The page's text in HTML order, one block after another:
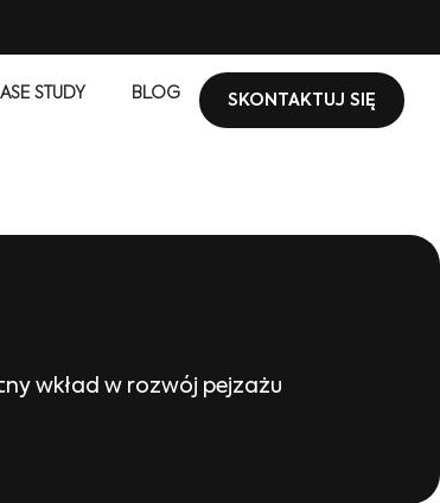
STUDY BLOG SKONTAKTUJ SIĘ
wkład w rozwój pejzażu